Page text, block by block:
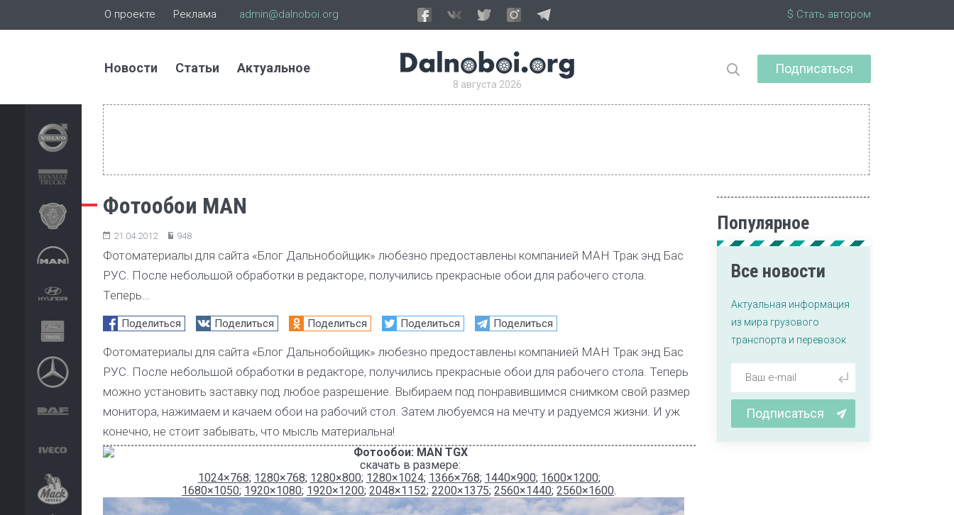
О проекте Реклама admin@dalnoboi.org $ Стать автором
Новости Статьи Актуальное
8 августа 2026
Подписаться
Фотообои MAN
21.04.2012 948
Фотоматериалы для сайта «Блог Дальнобойщик» любезно предоставлены компанией МАН Трак энд Бас
РУС. После небольшой обработки в редакторе, получились прекрасные обои для рабочего стола.
Теперь…
Поделиться Поделиться Поделиться Поделиться Поделиться
Фотоматериалы для сайта «Блог Дальнобойщик» любезно предоставлены компанией МАН Трак энд Бас
РУС. После небольшой обработки в редакторе, получились прекрасные обои для рабочего стола. Теперь
можно установить заставку под любое разрешение. Выбираем под понравившимся снимком свой размер
монитора, нажимаем и качаем обои на рабочий стол. Затем любуемся на мечту и радуемся жизни. И уж
конечно, не стоит забывать, что мысль материальна!
Фотообои: MAN TGX
скачать в размере:
1024×768; 1280×768; 1280×800; 1280×1024; 1366×768; 1440×900; 1600×1200;
1680×1050; 1920×1080; 1920×1200; 2048×1152; 2200×1375; 2560×1440; 2560×1600.
Популярное
Все новости
Актуальная информация
из мира грузового
транспорта и перевозок
Подписаться